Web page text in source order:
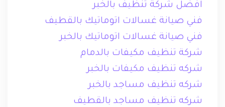
افضل شركة تنظيف بالخبر
فني صيانة غسالات اتوماتيك بالقطيف
فني صيانة غسالات اتوماتيك بالخبر
شركة تنظيف مكيفات بالدمام
شركه تنظيف مكيفات بالخبر
شركه تنظيف مساجد بالخبر
شركه تنظيف مساجد بالقطيف